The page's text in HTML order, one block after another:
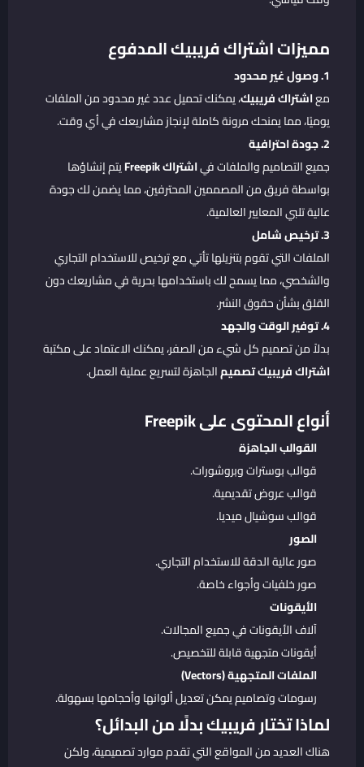
مميزات اشتراك فريبيك المدفوع
1. وصول غير محدود
معاشتراك فريبيك، يمكنك تحميل عدد غير محدود من الملفات
يوميًا، مما يمنحك مرونة كاملة لإنجاز مشاريعك في أي وقت.
2. جودة احترافية
جميع التصاميم والملفات فياشتراك Freepik
يتم إنشاؤها
بواسطة فريق من المصممين المحترفين، مما يضمن لك جودة
عالية تلبي المعايير العالمية.
3. ترخيص شامل
الملفات التي تقوم بتنزيلها تأتي مع ترخيص للاستخدام التجاري
والشخصي، مما يسمح لك باستخدامها بحرية في مشاريعك دون
القلق بشأن حقوق النشر.
4. توفير الوقت والجهد
بدلاً من تصميم كل شيء من الصفر، يمكنك الاعتماد على مكتبة
اشتراك فريبيك تصميمالجاهزة لتسريع عملية العمل.
أنواع المحتوى على Freepik
القوالب الجاهزة
قوالب بوسترات وبروشورات.
قوالب عروض تقديمية.
قوالب سوشيال ميديا.
الصور
صور عالية الدقة للاستخدام التجاري.
صور خلفيات وأجواء خاصة.
الأيقونات
آلاف الأيقونات في جميع المجالات.
أيقونات متجهية قابلة للتخصيص.
الملفات المتجهية (Vectors)
رسومات وتصاميم يمكن تعديل ألوانها وأحجامها بسهولة.
لماذا تختار فريبيك بدلًا من البدائل؟
هناك العديد من المواقع التي تقدم موارد تصميمية، ولكن